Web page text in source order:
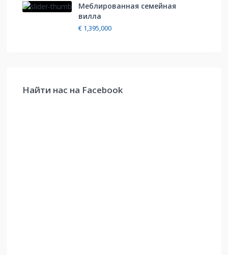
Меблированная cемейная
вилла
€ 1,395,000
Найти нас на Facebook